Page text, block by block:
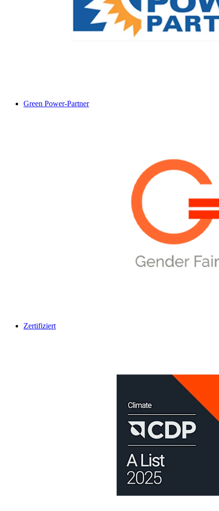
Green Power-Partner
Zertifiziert